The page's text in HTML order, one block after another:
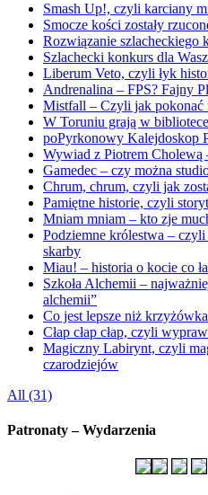
Smash Up!, czyli karciany
Smocze kości zostały
Rozwiązanie szlacheckiego
Szlachecki konkurs dla
Liberum Veto, czyli łyk
Andrenalina – FPS? Fajny
Mistfall – Czyli jak pokonać
W Toruniu grają w bibliotece
poPyrkonowy Kalejdoskop
Wywiad z Piotrem
Gamedec – czy można
Chrum, chrum, czyli jak
Pamiętne historie, czyli
Mniam mniam – kto zje
Podziemne królestwa –
skarby
Miau! – historia o kocie co
Szkoła Alchemii –
alchemii”
Co jest lepsze niż
Cłap cłap cłap, czyli
Magiczny Labirynt, czyli
czarodziejów
All (31)
Patronaty – Wydarzenia